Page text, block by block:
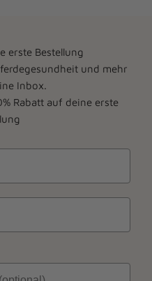
erste Bestellung
und mehr
Inbox.
Rabatt auf deine erste